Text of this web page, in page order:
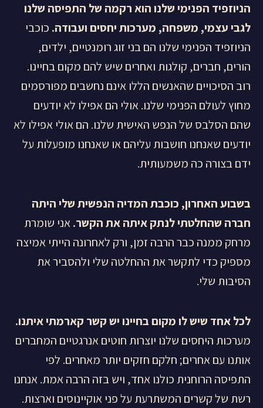
הניוזפיד הפנימי שלנו הוא רקמה של התפיסה שלנו
לגבי עצמי, משפחה, מערכות יחסים ועבודה. כוכבי
הניוזפיד הפנימי שלנו הם בני זוג רומנטיים, ילדים,
הורים, חברים, קולגות ואחרים שיש להם מקום בחיינו.
רוב הסיכויים שהאנשים הללו אינם נחשבים מפורסמים
מחוץ לעולם הפנימי שלנו. אולי הם אפילו לא יודעים
שהם הסלבס של הנפש האישית שלנו. הם אולי אפילו לא
יודעים שאנחנו חושבות עליהם או שאנחנו מופעלות על
ידם בצורה כה משמעותית.
בשבוע האחרון, כוכבת המדיה הנפשית שלי היתה
חברה שהחלטתי לנתק איתה את הקשר.אני שומרת
מרחק ממנה כבר הרבה זמן, ורק לאחרונה הייתי אמיצה
מספיק כדי לתקשר את ההחלטה שלי ולהסביר את
הסיבות שלי.
לכל אחד שיש לו מקום בחיינו יש קשר קארמתי איתנו.
מערכות היחסים שלנו יוצרות חוטים אנרגטיים המחברים
אותנו עם אחרים; חלקם חזקים יותר מאחרים. לפי
התפיסה הרוחנית כולנו אחד, ויש בזה הרבה אמת. אנחנו
רשת של קשרים המשתרעת על פני אוקיינוסים וארצות.